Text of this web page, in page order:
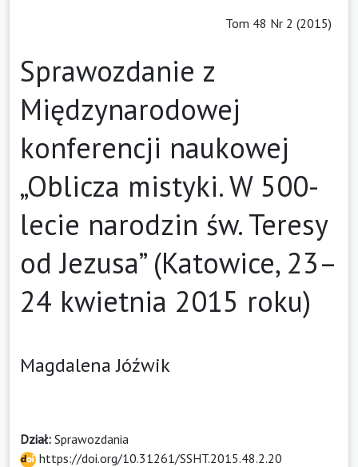
Tom 48 Nr 2 (2015)
Sprawozdanie z
Międzynarodowej
konferencji naukowej
„Oblicza mistyki. W 500-
lecie narodzin św. Teresy
od Jezusa” (Katowice, 23–
24 kwietnia 2015 roku)
Magdalena Jóźwik
Dział: Sprawozdania
https://doi.org/10.31261/SSHT.2015.48.2.20